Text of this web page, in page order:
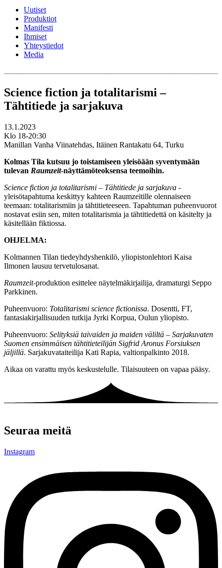
Uutiset
Produktiot
Manifesti
Ihmiset
Yhteystiedot
Media
Science fiction ja totalitarismi –
Tähtitiede ja sarjakuva
13.1.2023
Klo 18-20:30
Manillan Vanha Viinatehdas, Itäinen Rantakatu 64, Turku
Kolmas Tila kutsuu jo toistamiseen yleisöään syventymään
tulevan Raumzeit-näyttämöteoksensa teemoihin.
Science fiction ja totalitarismi – Tähtitiede ja sarjakuva -
yleisötapahtuma keskittyy kahteen Raumzeitille olennaiseen
teemaan: totalitarismiin ja tähtitieteeseen. Tapahtuman puheenvuorot
nostavat esiin sen, miten totalitarismia ja tähtitiedettä on käsitelty ja
käsitellään fiktiossa.
OHJELMA:
Kolmannen Tilan tiedeyhdyshenkilö, yliopistonlehtori Kaisa
Ilmonen lausuu tervetulosanat.
Raumzeit-produktion esittelee näytelmäkirjailija, dramaturgi Seppo
Parkkinen.
Puheenvuoro: Totalitarismi science fictionissa. Dosentti, FT,
fantasiakirjallisuuden tutkija Jyrki Korpua, Oulun yliopisto.
Puheenvuoro: Selityksiä taivaiden ja maiden väliltä – Sarjakuvaten
Suomen ensimmäisen tähtitieteilijän Sigfrid Aronus Forsiuksen
jäljillä. Sarjakuvataiteilija Kati Rapia, valtionpalkinto 2018.
Aikaa on varattu myös keskustelulle. Tilaisuuteen on vapaa pääsy.
Seuraa meitä
Instagram